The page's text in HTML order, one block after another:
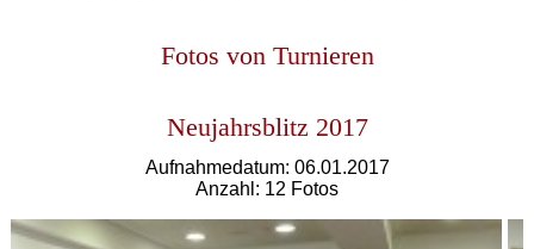
Fotos von Turnieren
Neujahrsblitz 2017
Aufnahmedatum: 06.01.2017
Anzahl: 12 Fotos